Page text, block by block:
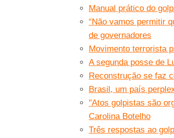
Manual prático do
“Não vamos permitir
de governadores
Movimento terrorista
A segunda posse de
Reconstrução se faz
Brasil, um país
"Atos golpistas são
Carolina Botelho
Três respostas ao